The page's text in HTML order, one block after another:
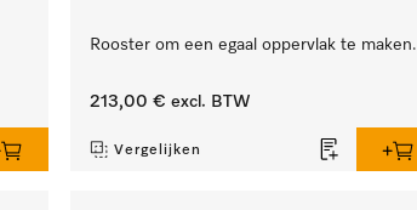
Rooster om een egaal oppervlak te maken.
213,00 € excl. BTW
Vergelijken